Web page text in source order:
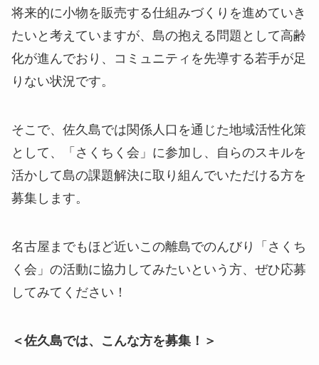
将来的に小物を販売する仕組みづくりを進めていき
たいと考えていますが、島の抱える問題として高齢
化が進んでおり、コミュニティを先導する若手が足
りない状況です。
そこで、佐久島では関係人口を通じた地域活性化策
として、「さくちく会」に参加し、自らのスキルを
活かして島の課題解決に取り組んでいただける方を
募集します。
名古屋までもほど近いこの離島でのんびり「さくち
く会」の活動に協力してみたいという方、ぜひ応募
してみてください！
＜佐久島では、こんな方を募集！＞